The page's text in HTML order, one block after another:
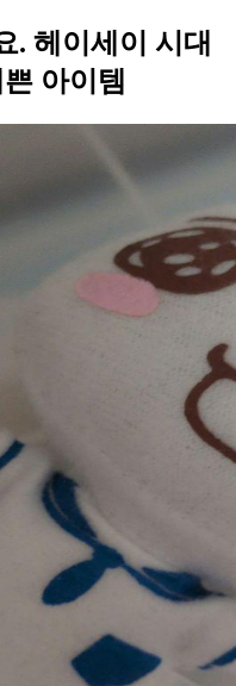
. 헤이세이 시대
아이템